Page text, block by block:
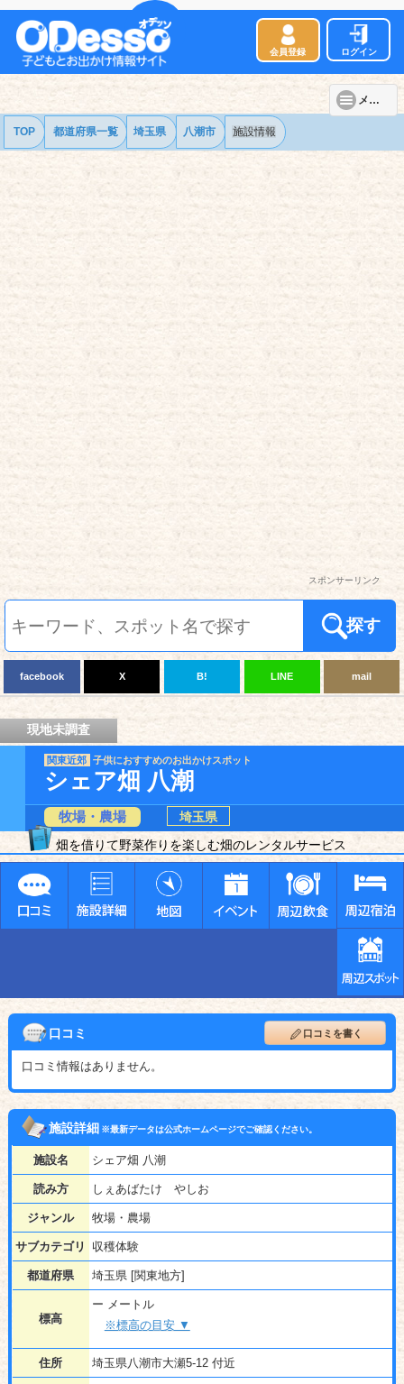
会員登録 ログイン
メニュー
TOP 都道府県一覧 埼玉県 八潮市 施設情報
スポンサーリンク
探す
facebook X B! LINE mail
現地未調査
関東近郊 子供におすすめのお出かけスポット
シェア畑 八潮
牧場・農場
埼玉県
畑を借りて野菜作りを楽しむ畑のレンタルサービス
口コミ 口コミを書く
口コミ情報はありません。
施設詳細※最新データは公式ホームページでご確認ください。
施設名 シェア畑 八潮
読み方 しぇあばたけ やしお
ジャンル 牧場・農場
サブカテゴリ 収穫体験
都道府県 埼玉県 [関東地方]
標高
ー メートル
※標高の目安 ▼
住所 埼玉県八潮市大瀬5-12 付近